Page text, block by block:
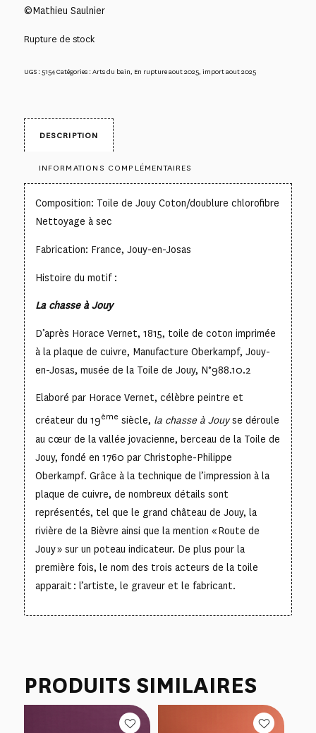
©Mathieu Saulnier
Rupture de stock
UGS : 5154Catégories :Arts du bain, En rupture aout 2025, import aout 2025
DESCRIPTION
INFORMATIONS COMPLÉMENTAIRES
Composition: Toile de Jouy Coton/doublure chlorofibre
Nettoyage à sec
Fabrication: France, Jouy-en-Josas
Histoire du motif :
La chasse à Jouy
D’après Horace Vernet, 1815, toile de coton imprimée
à la plaque de cuivre, Manufacture Oberkampf, Jouy-
en-Josas, musée de la Toile de Jouy, N°988.10.2
Elaboré par Horace Vernet, célèbre peintre et
créateur du 19ème siècle, la chasse à Jouyse déroule
au cœur de la vallée jovacienne, berceau de la Toile de
Jouy, fondé en 1760 par Christophe-Philippe
Oberkampf. Grâce à la technique de l’impression à la
plaque de cuivre, de nombreux détails sont
représentés, tel que le grand château de Jouy, la
rivière de la Bièvre ainsi que la mention « Route de
Jouy » sur un poteau indicateur. De plus pour la
première fois, le nom des trois acteurs de la toile
apparait : l’artiste, le graveur et le fabricant.
PRODUITS SIMILAIRES